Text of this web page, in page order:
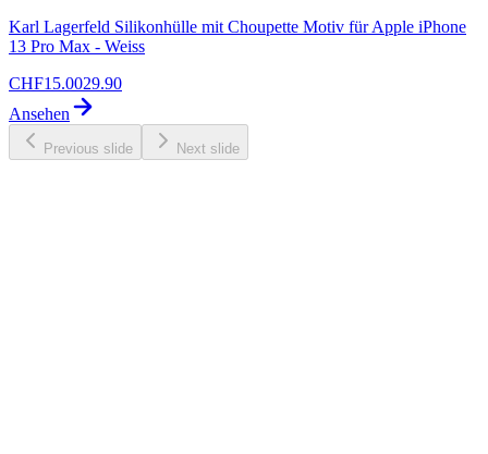
Karl Lagerfeld Silikonhülle mit Choupette Motiv für Apple iPhone
13 Pro Max - Weiss
CHF15.0029.90
Ansehen
Previous slide Next slide